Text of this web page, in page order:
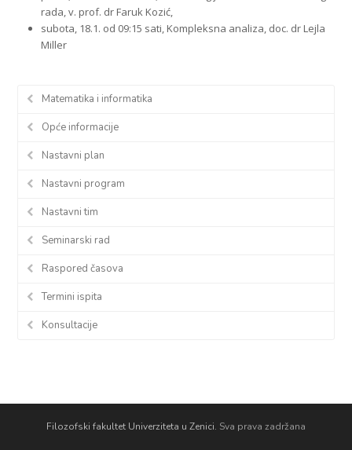
rada, v. prof. dr Faruk Kozić,
subota, 18.1. od 09:15 sati, Kompleksna analiza, doc. dr Lejla
Miller
Matematika i informatika
Opće informacije
Nastavni plan
Nastavni program
Nastavni tim
Seminarski rad
Raspored časova
Termini ispita
Konsultacije
Filozofski fakultet Univerziteta u Zenici. Sva prava zadržana